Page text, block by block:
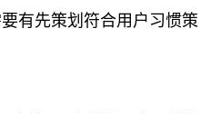
有先策划符合用户习惯策